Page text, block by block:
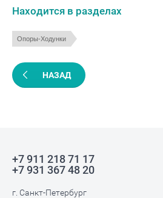
Находится в разделах
Опоры-Ходунки
НАЗАД
+7 911 218 71 17
+7 931 367 48 20
г. Санкт-Петербург